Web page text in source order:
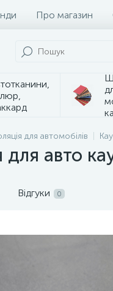
Про магазин
для автомобілів
для авто
Відгуки 0